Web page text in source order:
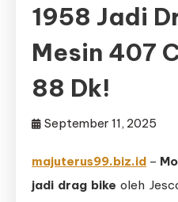
1958 Jadi
Mesin 407
88 Dk!
September 11, 2025
majuterus99.biz.id –
jadi drag bike oleh